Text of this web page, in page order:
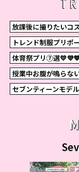
放課後に撮りたいコ
トレンド制服プリポ
体育祭プリ⑦選
授業中お腹が鳴らな
セブンティーンモデ